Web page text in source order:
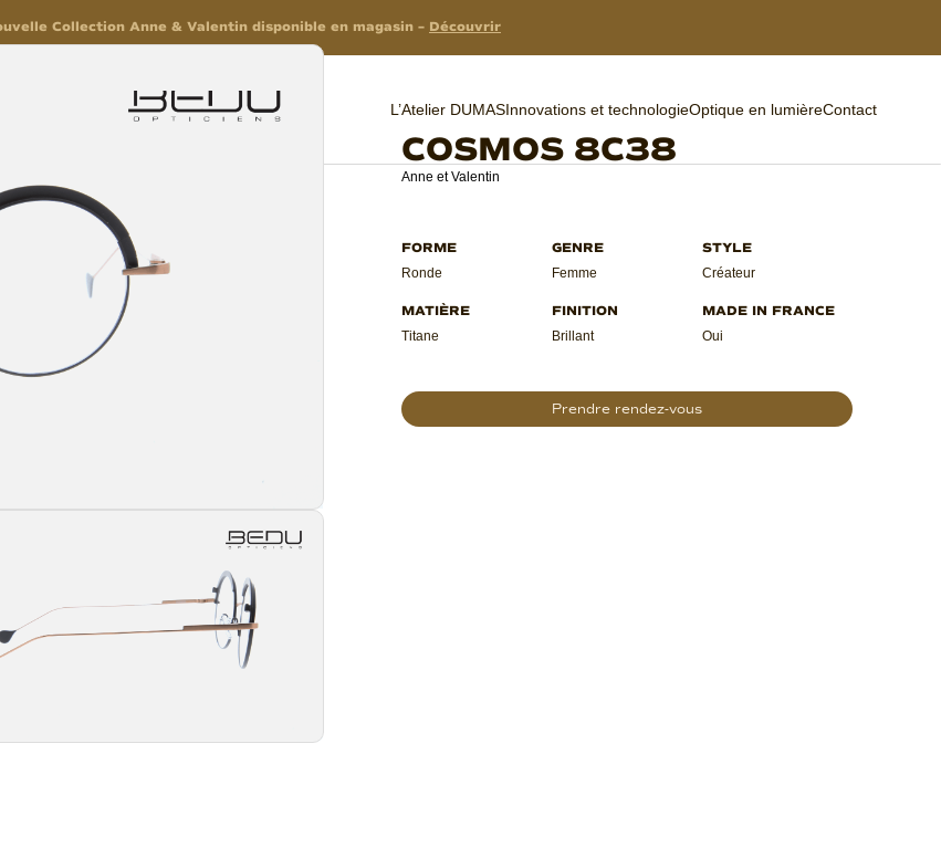
Collection Anne & Valentin disponible en magasin – Découvrir
L’Atelier DUMASInnovations et technologieOptique en lumièreContact
COSMOS 8C38
Anne et Valentin
Ronde Femme Créateur
Titane Brillant Oui
Prendre rendez-vous